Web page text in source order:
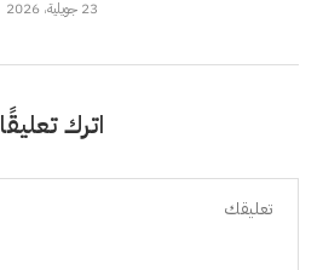
23 جويلية، 2026
اترك تعليقًا